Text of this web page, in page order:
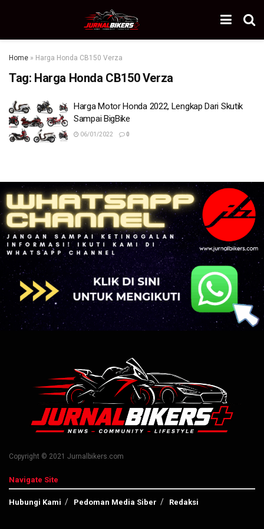
Home » Harga Honda CB150 Verza
Tag: Harga Honda CB150 Verza
Harga Motor Honda 2022, Lengkap Dari Skutik
Sampai BigBike
06/01/2022 0
Copyright © 2021 Jurnalbikers.com
Navigate Site
Hubungi Kami Pedoman Media Siber Redaksi